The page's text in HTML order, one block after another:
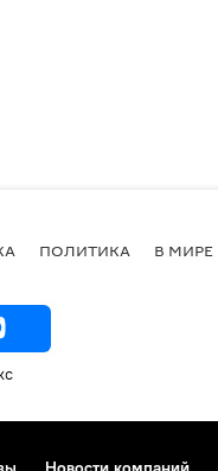
ПОЛИТИКА В МИРЕ